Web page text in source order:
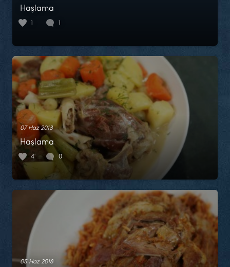
Haşlama
1 1
07 Haz 2018
Haşlama
4 0
05 Haz 2018